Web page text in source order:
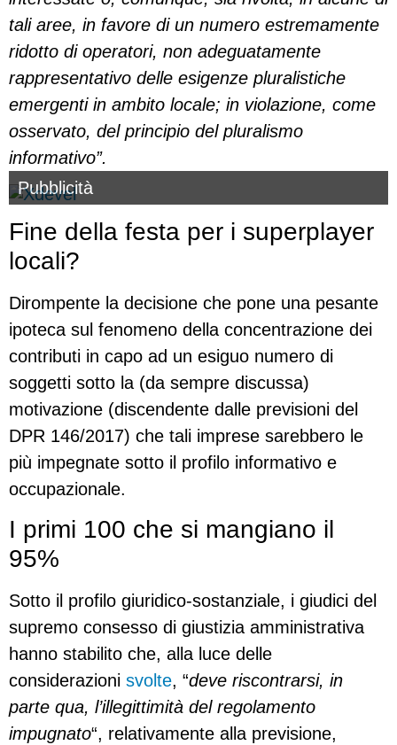
tali aree, in favore di un numero estremamente
ridotto di operatori, non adeguatamente
rappresentativo delle esigenze pluralistiche
emergenti in ambito locale; in violazione, come
osservato, del principio del pluralismo
informativo”.
Pubblicità
Fine della festa per i superplayer
locali?
Dirompente la decisione che pone una pesante
ipoteca sul fenomeno della concentrazione dei
contributi in capo ad un esiguo numero di
soggetti sotto la (da sempre discussa)
motivazione (discendente dalle previsioni del
DPR 146/2017) che tali imprese sarebbero le
più impegnate sotto il profilo informativo e
occupazionale.
I primi 100 che si mangiano il
95%
Sotto il profilo giuridico-sostanziale, i giudici del
supremo consesso di giustizia amministrativa
hanno stabilito che, alla luce delle
considerazioni svolte, “deve riscontrarsi, in
parte qua, l’illegittimità del regolamento
impugnato“, relativamente alla previsione,